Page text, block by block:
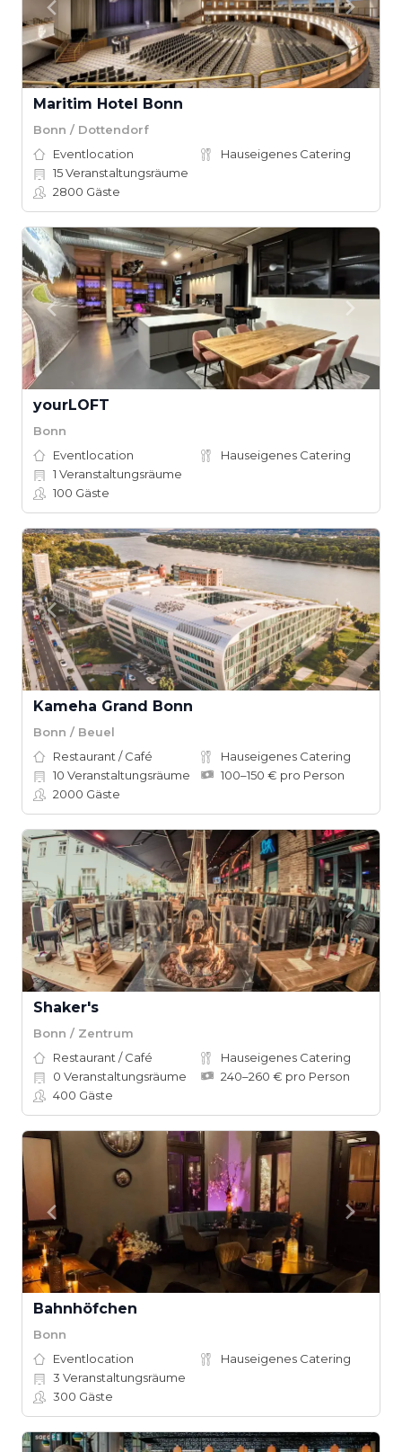
Maritim Hotel Bonn
Bonn / Dottendorf
Eventlocation
Hauseigenes Catering
15Veranstaltungsräume
2800 Gäste
yourLOFT
Bonn
Eventlocation
Hauseigenes Catering
1 Veranstaltungsräume
100 Gäste
Kameha Grand Bonn
Bonn / Beuel
Restaurant / Café
Hauseigenes Catering
10 Veranstaltungsräume
100–150 € pro Person
2000 Gäste
Shaker's
Bonn / Zentrum
Restaurant / Café
Hauseigenes Catering
0 Veranstaltungsräume
240–260 € pro Person
400 Gäste
Bahnhöfchen
Bonn
Eventlocation
Hauseigenes Catering
3 Veranstaltungsräume
300 Gäste